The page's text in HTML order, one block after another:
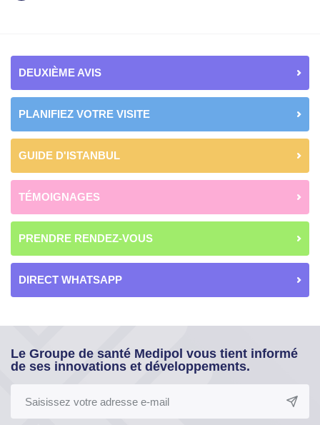
DEUXIÈME AVIS
PLANIFIEZ VOTRE VISITE
GUIDE D'ISTANBUL
TÉMOIGNAGES
PRENDRE RENDEZ-VOUS
DIRECT WHATSAPP
Le Groupe de santé Medipol vous tient informé
de ses innovations et développements.